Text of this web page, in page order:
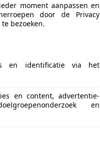
moment aanpassen en
door de Privacy
bezoeken.
en identificatie via het
en content, advertentie-
en